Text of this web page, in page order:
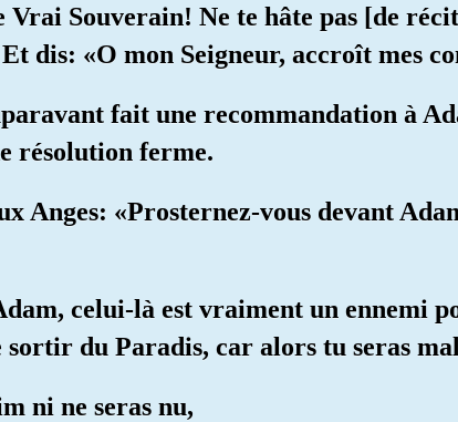
Vrai Souverain! Ne te hâte pas [de
dis: «O mon Seigneur, accroît mes
fait une recommandation à
résolution ferme.
Anges: «Prosternez-vous devant
celui-là est vraiment un ennemi
sortir du Paradis, car alors tu seras
ni ne seras nu,